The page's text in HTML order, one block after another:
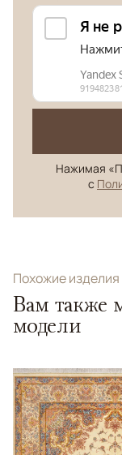
Нажимая
с
Похожие изделия
Вам также
модели